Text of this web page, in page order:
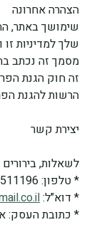
הצהרה אחרונה
שימושך באתר,
שלך למדיניות
מסמך זה נכתב
הרשות להגנת
יצירת קשר
לשאלות, בירורים
* טלפון: 052511196
* דוא"ל:
* כתובת העסק: